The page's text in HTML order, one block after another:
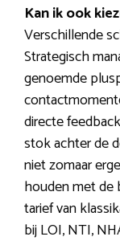
Kan ik ook
Verschillende
Strategisch
genoemde
directe
stok achter de
niet zomaar
houden met de
tarief van
bij LOI, NTI,